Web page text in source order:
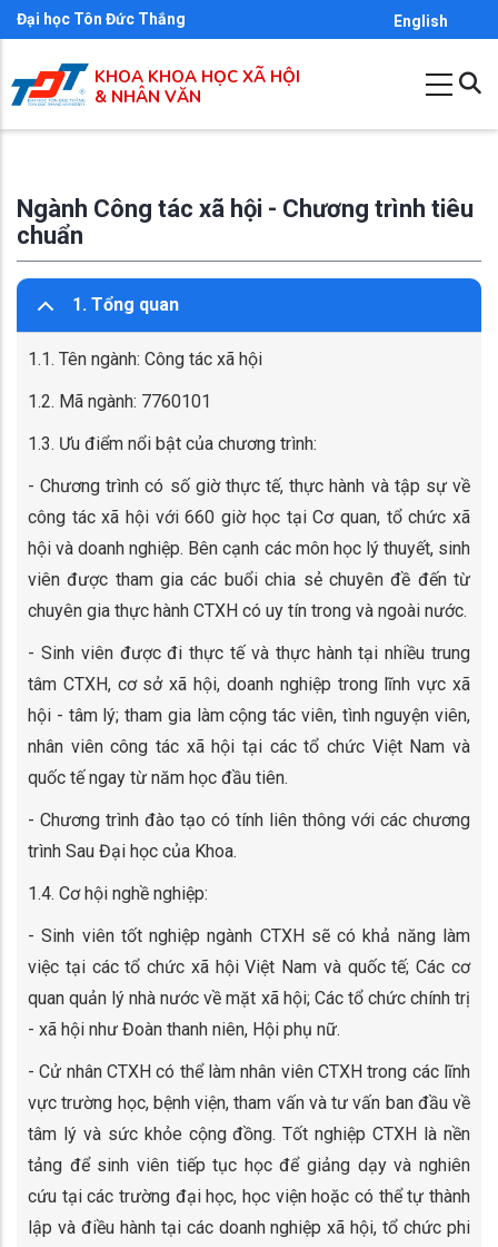
Nhảy
đến
nội
dung
Đại học Tôn Đức Thắng English
KHOA KHOA HỌC XÃ HỘI
& NHÂN VĂN
Ngành Công tác xã hội - Chương trình tiêu
chuẩn
1. Tổng quan
1.1. Tên ngành: Công tác xã hội
1.2. Mã ngành: 7760101
1.3. Ưu điểm nổi bật của chương trình:
- Chương trình có số giờ thực tế, thực hành và tập sự về
công tác xã hội với 660 giờ học tại Cơ quan, tổ chức xã
hội và doanh nghiệp. Bên cạnh các môn học lý thuyết, sinh
viên được tham gia các buổi chia sẻ chuyên đề đến từ
chuyên gia thực hành CTXH có uy tín trong và ngoài nước.
- Sinh viên được đi thực tế và thực hành tại nhiều trung
tâm CTXH, cơ sở xã hội, doanh nghiệp trong lĩnh vực xã
hội - tâm lý; tham gia làm cộng tác viên, tình nguyện viên,
nhân viên công tác xã hội tại các tổ chức Việt Nam và
quốc tế ngay từ năm học đầu tiên.
- Chương trình đào tạo có tính liên thông với các chương
trình Sau Đại học của Khoa.
1.4. Cơ hội nghề nghiệp:
- Sinh viên tốt nghiệp ngành CTXH sẽ có khả năng làm
việc tại các tổ chức xã hội Việt Nam và quốc tế; Các cơ
quan quản lý nhà nước về mặt xã hội; Các tổ chức chính trị
- xã hội như Đoàn thanh niên, Hội phụ nữ.
- Cử nhân CTXH có thể làm nhân viên CTXH trong các lĩnh
vực trường học, bệnh viện, tham vấn và tư vấn ban đầu về
tâm lý và sức khỏe cộng đồng. Tốt nghiệp CTXH là nền
tảng để sinh viên tiếp tục học để giảng dạy và nghiên
cứu tại các trường đại học, học viện hoặc có thể tự thành
lập và điều hành tại các doanh nghiệp xã hội, tổ chức phi